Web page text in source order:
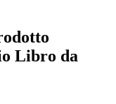
Libro da